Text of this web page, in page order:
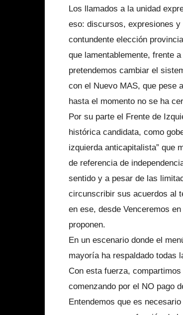
Los llamados a la unidad
eso: discursos, expresiones y
contundente elección
que lamentablemente, frente
pretendemos cambiar el
con el Nuevo MAS, que pese
hasta el momento no se ha
Por su parte el Frente de
histórica candidata, como
izquierda anticapitalista” que
de referencia de
sentido y a pesar de las
circunscribir sus acuerdos al
en ese, desde Venceremos
proponen.
En un escenario donde el
mayoría ha respaldado todas
Con esta fuerza,
comenzando por el NO pago
Entendemos que es